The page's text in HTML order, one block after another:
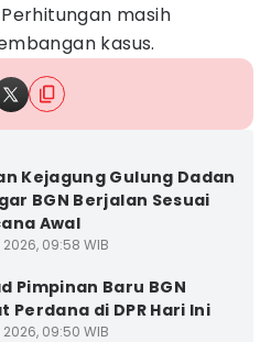
masih
kasus.
Kejagung Gulung Dadan
BGN Berjalan Sesuai
Awal
2026, 09:58 WIB
Pimpinan Baru BGN
Perdana di DPR Hari Ini
2026, 09:50 WIB